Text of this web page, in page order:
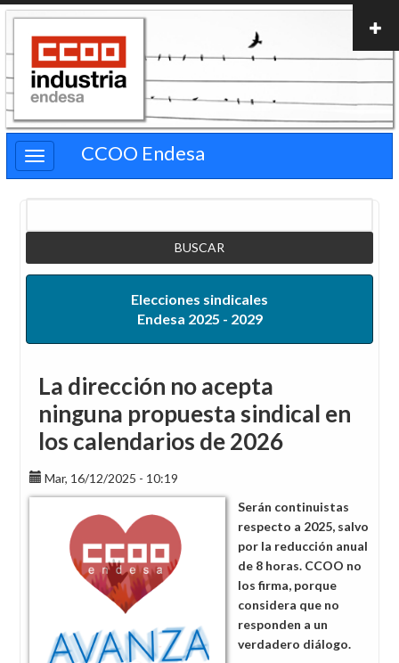
Pasar
contenido
principal
CCOO Endesa
Elecciones sindicales
Endesa 2025 - 2029
La dirección no acepta
ninguna propuesta sindical en
los calendarios de 2026
Mar, 16/12/2025 - 10:19
Serán continuistas
respecto a 2025, salvo
por la reducción anual
de 8 horas. CCOO no
los firma, porque
considera que no
responden a un
verdadero diálogo.